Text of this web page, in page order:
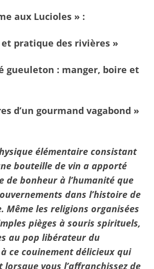
aux Lucioles » :
pratique des rivières »
gueuleton : manger, boire et
d’un gourmand vagabond »
élémentaire consistant
bouteille de vin a apporté
de bonheur à l’humanité que
dans l’histoire de
Même les religions organisées
pièges à souris spirituels,
au pop libérateur du
ce couinement délicieux qui
lorsque vous l’affranchissez de